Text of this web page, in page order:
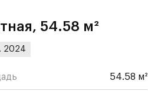
54.58 м²
2024
54.58 м²